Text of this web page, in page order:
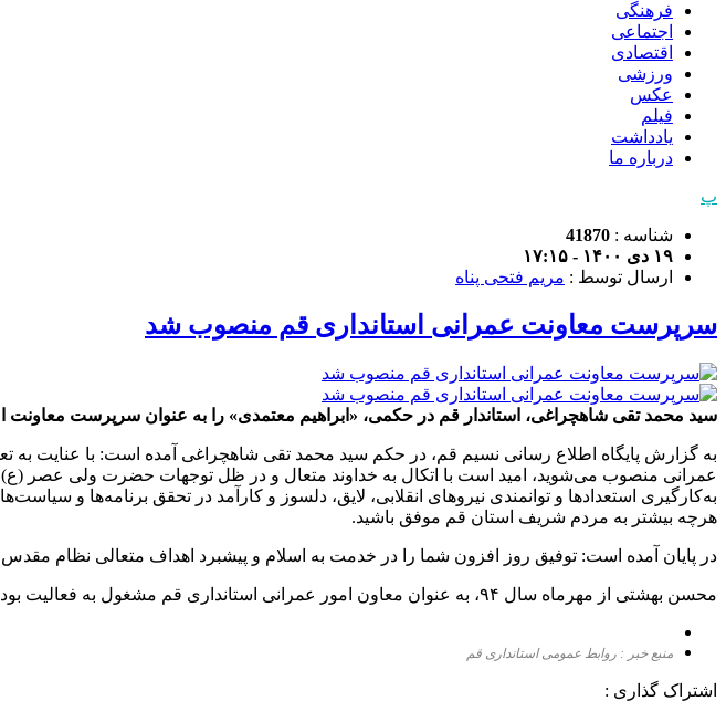
فرهنگی
اجتماعی
اقتصادی
ورزشی
عکس
فیلم
یادداشت
درباره ما
پ
شناسه : 41870
۱۹ دی ۱۴۰۰ - ۱۷:۱۵
ارسال توسط : مریم فتحی پناه
سرپرست معاونت عمرانی استانداری قم منصوب شد
سید محمد تقی شاهچراغی، استاندار قم در حکمی، «ابراهیم معتمدی» را به عنوان سرپرست معاونت
به گزارش پایگاه اطلاع رسانی نسیم قم، در حکم سید محمد تقی شاهچراغی آمده است: با عنایت به
عمرانی منصوب می‌شوید، امید است با اتکال به خداوند متعال و در ظل توجهات حضرت ولی عصر (ع)
به‌کارگیری استعدادها و توانمندی نیروهای انقلابی، لایق، دلسوز و کارآمد در تحقق برنامه‌ها
هرچه بیشتر به مردم شریف استان قم موفق باشید.
در پایان آمده است: توفیق روز افزون شما را در خدمت به اسلام و پیشبرد اهداف متعالی نظام
محسن بهشتی از مهرماه سال ۹۴، به عنوان معاون امور عمرانی استانداری قم مشغول به فعالیت بود.
منبع خبر : روابط عمومی استانداری قم
اشتراک گذاری :